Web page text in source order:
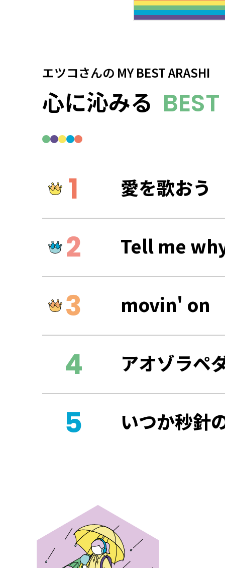
エツコさんの MY BEST ARASHI
心に沁みる
愛を歌おう
Tell me
movin' on
アオゾラペ
いつか秒針